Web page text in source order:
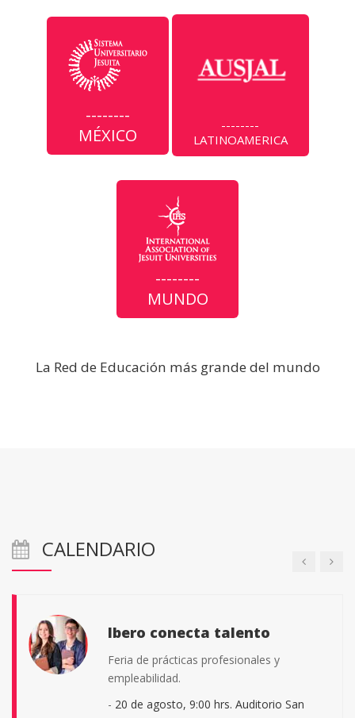
--------
MÉXICO
--------
LATINOAMERICA
--------
MUNDO
La Red de Educación más grande del mundo
CALENDARIO
Mujeres que corren con los
lobos
Círculo de lectura.
27 de agosto, 17:30 hrs. Sala Cowork.
Registra tu asistencia
Ver convocatoria
Ibero conecta talento
Feria de prácticas profesionales y
empleabilidad.
- 20 de agosto, 9:00 hrs. Auditorio San